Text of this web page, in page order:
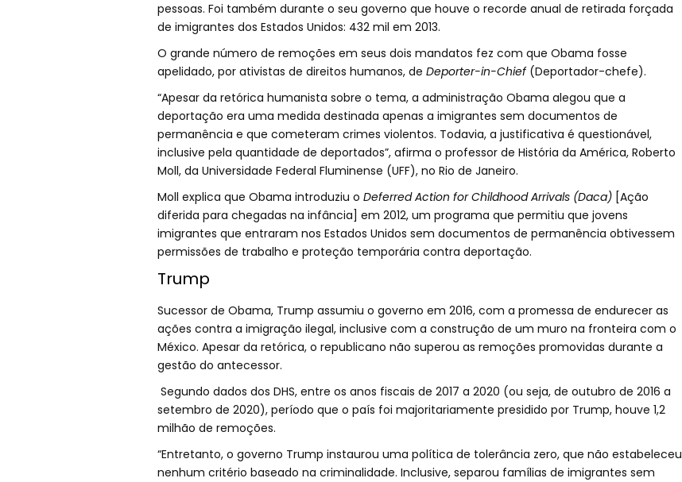
pessoas. Foi também durante o seu governo que houve o recorde anual de retirada forçada
de imigrantes dos Estados Unidos: 432 mil em 2013.
O grande número de remoções em seus dois mandatos fez com que Obama fosse
apelidado, por ativistas de direitos humanos, de Deporter-in-Chief(Deportador-chefe).
“Apesar da retórica humanista sobre o tema, a administração Obama alegou que a
deportação era uma medida destinada apenas a imigrantes sem documentos de
permanência e que cometeram crimes violentos. Todavia, a justificativa é questionável,
inclusive pela quantidade de deportados”, afirma o professor de História da América, Roberto
Moll, da Universidade Federal Fluminense (UFF), no Rio de Janeiro.
Moll explica que Obama introduziu o Deferred Action for Childhood Arrivals (Daca)[Ação
diferida para chegadas na infância] em 2012, um programa que permitiu que jovens
imigrantes que entraram nos Estados Unidos sem documentos de permanência obtivessem
permissões de trabalho e proteção temporária contra deportação.
Trump
Sucessor de Obama, Trump assumiu o governo em 2016, com a promessa de endurecer as
ações contra a imigração ilegal, inclusive com a construção de um muro na fronteira com o
México. Apesar da retórica, o republicano não superou as remoções promovidas durante a
gestão do antecessor.
Segundo dados dos DHS, entre os anos fiscais de 2017 a 2020 (ou seja, de outubro de 2016 a
setembro de 2020), período que o país foi majoritariamente presidido por Trump, houve 1,2
milhão de remoções.
“Entretanto, o governo Trump instaurou uma política de tolerância zero, que não estabeleceu
nenhum critério baseado na criminalidade. Inclusive, separou famílias de imigrantes sem